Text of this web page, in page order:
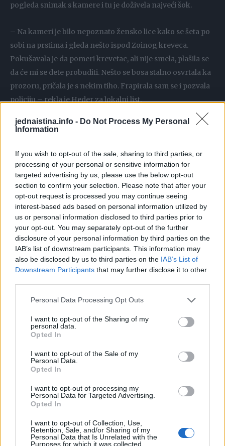
jednaistina.info - Do Not Process My Personal
Information
If you wish to opt-out of the sale, sharing to third parties, or
processing of your personal or sensitive information for
targeted advertising by us, please use the below opt-out
section to confirm your selection. Please note that after your
opt-out request is processed you may continue seeing
interest-based ads based on personal information utilized by
us or personal information disclosed to third parties prior to
your opt-out. You may separately opt-out of the further
disclosure of your personal information by third parties on the
IAB’s list of downstream participants. This information may
also be disclosed by us to third parties on the IAB’s List of
Downstream Participants that may further disclose it to other
Personal Data Processing Opt Outs
I want to opt-out of the Sharing of my
personal data.
Opted In
I want to opt-out of the Sale of my
Personal Data.
Opted In
I want to opt-out of processing my
Personal Data for Targeted Advertising.
Opted In
I want to opt-out of Collection, Use,
Retention, Sale, and/or Sharing of my
Personal Data that Is Unrelated with the
Purposes for which it was collected.
pogleda snimak s kamere i tu je doživela najveći šok.
– Na kameri je bilo nepoznato žensko lice kako se šeta po
sobi na prstima i gleda nešto ispod Zoinog kreveca.
Pokušavala je da pomeri krevetac, ali nije smela, plašila se
da će mi se dete probuditi. Nešto se bosa stalno osvrtala ka
prozoru, pričala je s nekim tiho. Frapirala sam se i pozvala
policiju – rekla je Heder za lokalni list.
Policajci su mislili da je reč o jednoj narkomanki iz kraja, ali
ta osoba u zatvoru. Usledila je istraga koja je donela
zapanjujuće rezultate.
– Istina me je raznela. Istina zbog koje sad razmišljam
intenzivno o selidbi. Zahvaljujući kamerama na okolnim
kućama, policija je identifikovala dve žene koje su mi
dolazile u kuću. Jedna od njih je zapravo stara vlasnica
kuće koja je ovde živela od 1999. do 2005. godine. Potom je
kuća prodata porodici koja se iz nje pre mene odselila 2016.
godine. Ta stanarka od pre dve decenije bila je očigledno
sobi gde mi je ćerka. Kako je bila više od 10 godina u
zatvoru i to u nekoliko navrata, zato pre nije dolazila. Sada
je došla po plen, ali nije mogla da ga izvuče jer je krevet
vreme čekala napolju kod prozora – rekla je Heder.
pomerili krevetac u sobi njene ćerke i ispod pločica su našli
kesicu sa lažnim pasošem, nekim prahom i novcem.
– Ne smem ni da razmišljam šta je tu bilo. Samo znam da